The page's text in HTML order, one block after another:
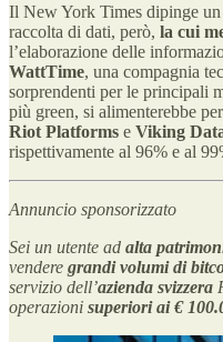
Il New York Times dipinge
raccolta di dati, però, la cui
l’elaborazione delle
WattTime, una compagnia
sorprendenti per le principali
più green, si alimenterebbe
Riot Platforms e Viking
rispettivamente al 96% e al
Annuncio sponsorizzato
Sei un utente ad alta
vendere grandi volumi di
servizio dell’azienda svizzera
operazioni superiori ai €